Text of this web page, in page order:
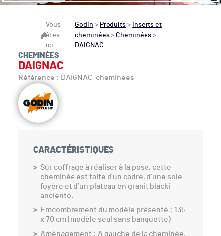
Vous
êtes
ici
Godin > Produits > Inserts et
cheminées >Cheminées >
DAIGNAC
CHEMINÉES
DAIGNAC
Référence : DAIGNAC-cheminees
CARACTÉRISTIQUES
Sur coffrage à réaliser à la pose, cette
cheminée est faite d’un cadre, d’une sole
foyère et d’un plateau en granit blacki
anciento.
Emcombrement du modèle présenté : 135
x 70 cm (modèle seul sans banquette)
Aménagement : A gauche de la cheminée,